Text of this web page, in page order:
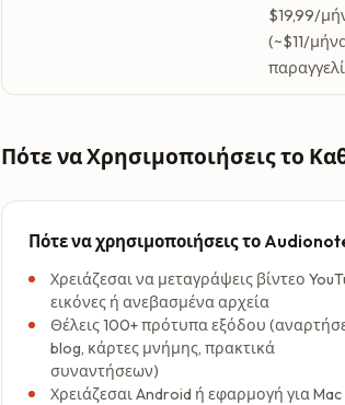
$19,99/
(~$11/
Πότε να Χρησιμοποιήσεις το
Πότε να χρησιμοποιήσεις το
Χρειάζεσαι να μεταγράψεις βίντεο
εικόνες ή ανεβασμένα αρχεία
Θέλεις 100+ πρότυπα εξόδου
blog, κάρτες μνήμης, πρακτικά
συναντήσεων)
Χρειάζεσαι Android ή εφαρμογή για Mac